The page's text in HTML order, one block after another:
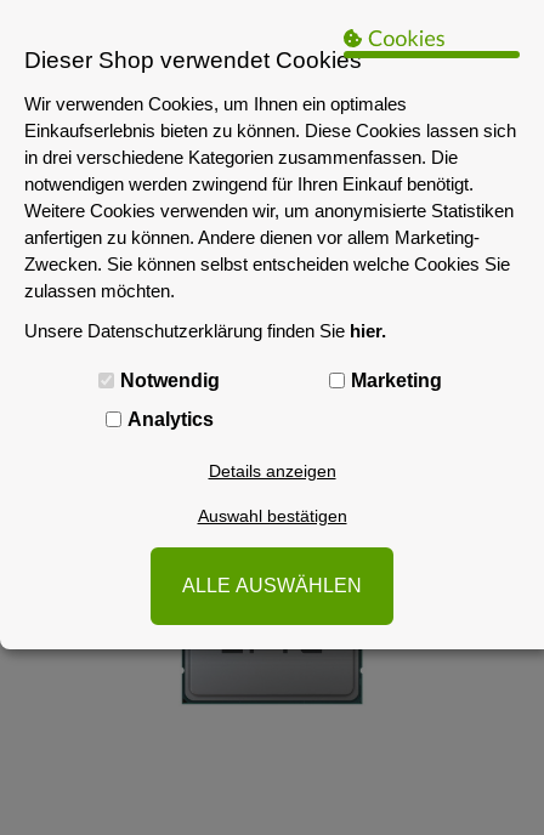
Das servershop-bayern.de Angebot richtet sich nur an
Unternehmen i.S.d. § 14 BGB sowie die öffentliche Hand. Ein Verkauf
an Privatpersonen ist nicht möglich.
MENÜ
Dieser Shop verwendet Cookies
Wir verwenden Cookies, um Ihnen ein optimales
Einkaufserlebnis bieten zu können. Diese Cookies lassen sich
in drei verschiedene Kategorien zusammenfassen. Die
notwendigen werden zwingend für Ihren Einkauf benötigt.
Weitere Cookies verwenden wir, um anonymisierte Statistiken
anfertigen zu können. Andere dienen vor allem Marketing-
Zwecken. Sie können selbst entscheiden welche Cookies Sie
zulassen möchten.
Unsere Datenschutzerklärung finden Sie hier.
Notwendig
Marketing
Analytics
Details anzeigen
Auswahl bestätigen
ALLE AUSWÄHLEN